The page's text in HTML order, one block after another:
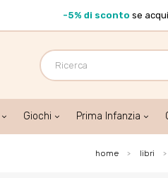
-5% di sconto se
Giochi Prima Infanzia
home libri